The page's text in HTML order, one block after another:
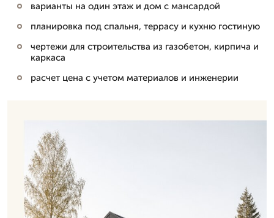
варианты на один этаж и дом с мансардой
планировка под спальня, террасу и кухню гостиную
чертежи для строительства из газобетон, кирпича и
каркаса
расчет цена с учетом материалов и инженерии